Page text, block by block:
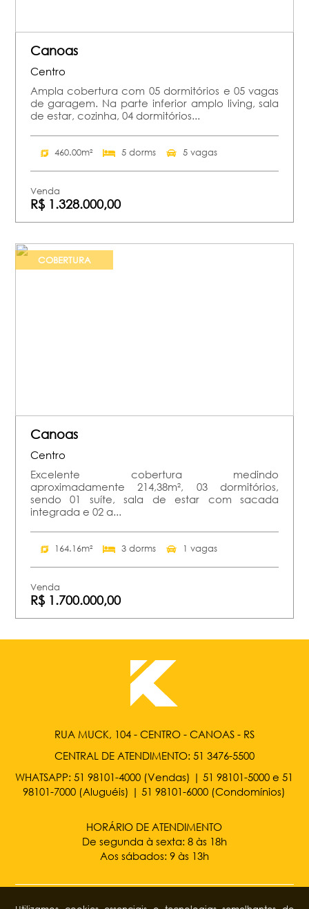
Canoas
Centro
Ampla cobertura com 05 dormitórios e 05 vagas
de garagem. Na parte inferior amplo living, sala
de estar, cozinha, 04 dormitórios...
460.00m² 5 dorms 5 vagas
Venda
R$ 1.328.000,00
COBERTURA
Canoas
Centro
Excelente cobertura medindo
aproximadamente 214,38m², 03 dormitórios,
sendo 01 suíte, sala de estar com sacada
integrada e 02 a...
164.16m² 3 dorms 1 vagas
Venda
R$ 1.700.000,00
RUA MUCK, 104 - CENTRO - CANOAS - RS
CENTRAL DE ATENDIMENTO: 51 3476-5500
WHATSAPP: 51 98101-4000 (Vendas) |51 98101-5000 e51
98101-7000 (Aluguéis) |51 98101-6000 (Condomínios)
HORÁRIO DE ATENDIMENTO
De segunda à sexta: 8 às 18h
Aos sábados: 9 às 13h